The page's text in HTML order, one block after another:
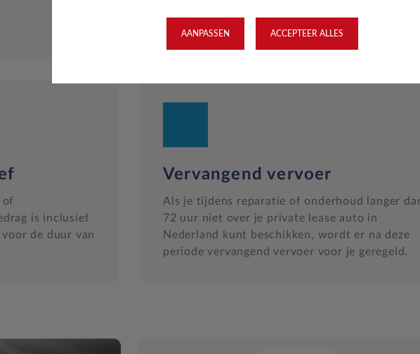
of
is inclusief
de duur van
Vervangend vervoer
Als je tijdens reparatie of onderhoud langer
72 uur niet over je private lease auto in
Nederland kunt beschikken, wordt er na deze
periode vervangend vervoer voor je geregeld.
AANPASSEN ACCEPTEER ALLES